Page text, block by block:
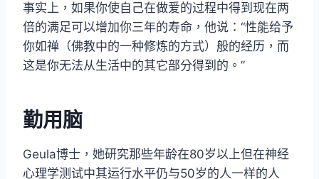
事实上，如果你使自己在做爱的过程中得到现在两
倍的满足可以增加你三年的寿命，他说：“性能给予
你如禅（佛教中的一种修炼的方式）般的经历，而
这是你无法从生活中的其它部分得到的。”
勤用脑
Geula博士，她研究那些年龄在80岁以上但在神经
心理学测试中其运行水平仍与50岁的人一样的人